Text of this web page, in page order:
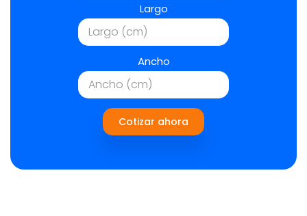
Largo
Ancho
Cotizar ahora